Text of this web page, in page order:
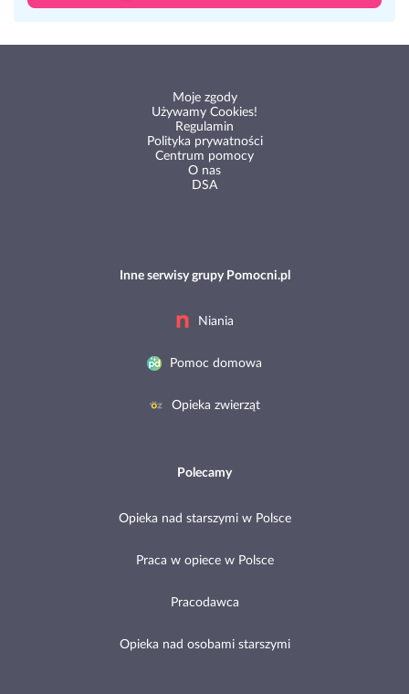
Moje zgody
Używamy Cookies!
Regulamin
Polityka prywatności
Centrum pomocy
O nas
DSA
Inne serwisy grupy Pomocni.pl
Niania
Pomoc domowa
Opieka zwierząt
Polecamy
Opieka nad starszymi w Polsce
Praca w opiece w Polsce
Pracodawca
Opieka nad osobami starszymi